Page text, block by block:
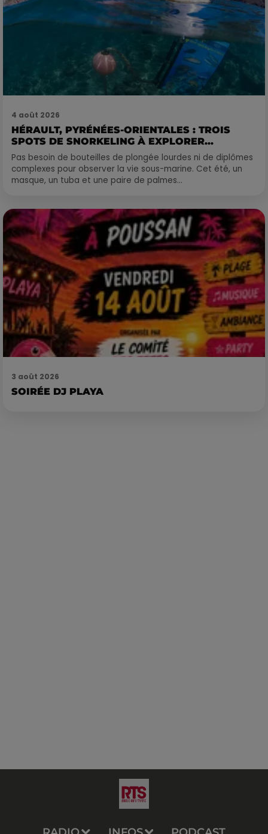
4 août 2026
HÉRAULT, PYRÉNÉES-ORIENTALES : TROIS
SPOTS DE SNORKELING À EXPLORER...
Pas besoin de bouteilles de plongée lourdes ni de diplômes
complexes pour observer la vie sous-marine. Cet été, un
masque, un tuba et une paire de palmes...
3 août 2026
SOIRÉE DJ PLAYA